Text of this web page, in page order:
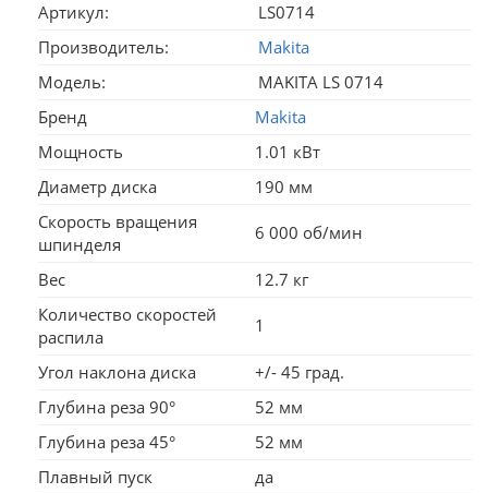
Артикул:
LS0714
Производитель:
Makita
Модель:
MAKITA LS 0714
Бренд
Makita
Мощность
1.01 кВт
Диаметр диска
190 мм
Скорость вращения
шпинделя
6 000 об/мин
Вес
12.7 кг
Количество скоростей
распила
1
Угол наклона диска
+/- 45 град.
Глубина реза 90°
52 мм
Глубина реза 45°
52 мм
Плавный пуск
да